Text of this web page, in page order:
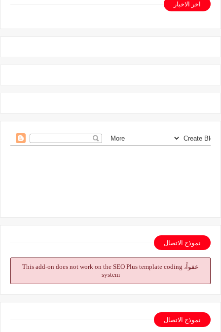
اخر الاخبار
نموذج الاتصال
عفواً، This add-on does not work on the SEO Plus template coding
system
نموذج الاتصال